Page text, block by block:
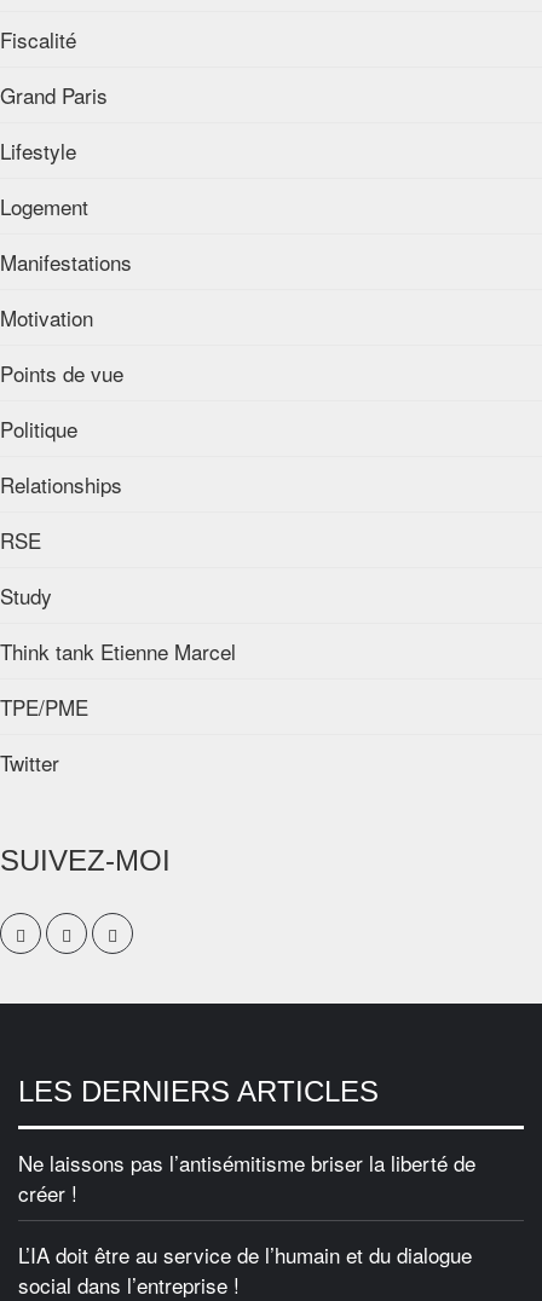
Fiscalité
Grand Paris
Lifestyle
Logement
Manifestations
Motivation
Points de vue
Politique
Relationships
RSE
Study
Think tank Etienne Marcel
TPE/PME
Twitter
SUIVEZ-MOI
LES DERNIERS ARTICLES
Ne laissons pas l’antisémitisme briser la liberté de
créer !
L’IA doit être au service de l’humain et du dialogue
social dans l’entreprise !